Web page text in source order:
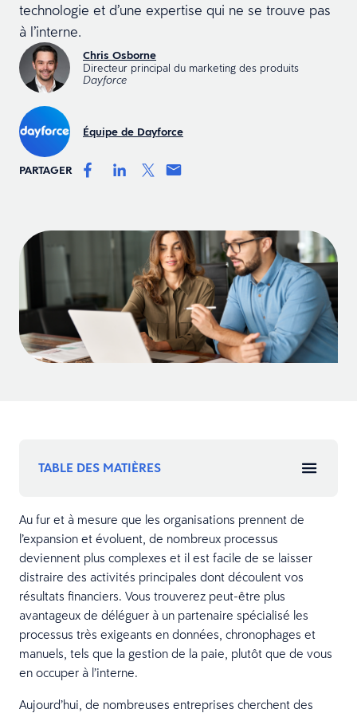
technologie et d’une expertise qui ne se trouve pas
à l’interne.
Chris Osborne
Directeur principal du marketing des produits
Dayforce
Équipe de Dayforce
PARTAGER
TABLE DES MATIÈRES
Au fur et à mesure que les organisations prennent de
l’expansion et évoluent, de nombreux processus
deviennent plus complexes et il est facile de se laisser
distraire des activités principales dont découlent vos
résultats financiers. Vous trouverez peut-être plus
avantageux de déléguer à un partenaire spécialisé les
processus très exigeants en données, chronophages et
manuels, tels que la gestion de la paie, plutôt que de vous
en occuper à l’interne.
Aujourd’hui, de nombreuses entreprises cherchent des